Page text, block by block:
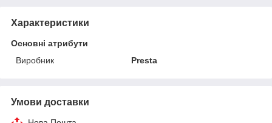
Характеристики
Основні атрибути
Виробник
Presta
Умови доставки